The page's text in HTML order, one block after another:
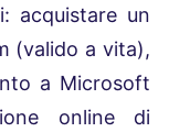
acquistare un
(valido a vita),
a Microsoft
online di